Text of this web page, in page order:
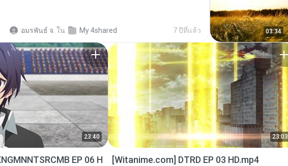
อมรพันธ์ จ. ใน My 4shared 7 ปีที่แล้ว 03:34
23:40
EP 06 H
23:03
[Witanime.com] DTRD EP 03 HD.mp4